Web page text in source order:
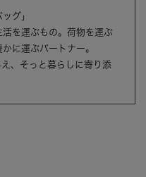
グ」
を運ぶもの。荷物を運ぶ
に運ぶパートナー。
、そっと暮らしに寄り添